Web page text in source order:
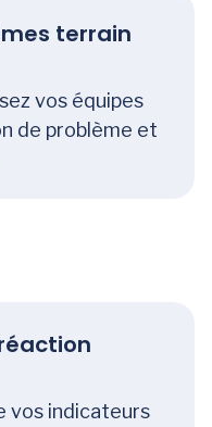
terrain
vos équipes
de problème et
vos indicateurs